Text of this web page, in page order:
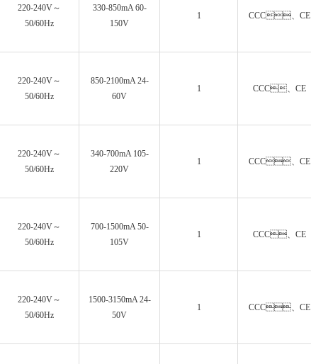
220-240V～
50/60Hz
330-850mA 60-
150V
1 CCC、CE
220-240V～
50/60Hz
850-2100mA 24-
60V
1 CCC、CE
220-240V～
50/60Hz
340-700mA 105-
220V
1 CCC、CE
220-240V～
50/60Hz
700-1500mA 50-
105V
1 CCC、CE
220-240V～
50/60Hz
1500-3150mA 24-
50V
1 CCC、CE